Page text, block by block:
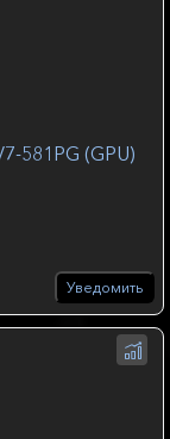
581PG (GPU)
Уведомить